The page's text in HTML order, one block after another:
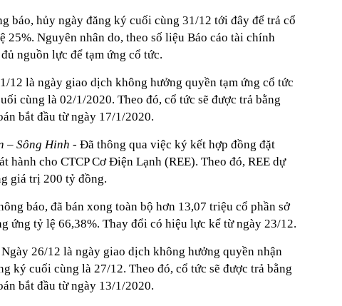
báo, hủy ngày đăng ký cuối cùng 31/12 tới đây để trả cổ
25%. Nguyên nhân do, theo số liệu Báo cáo tài chính
nguồn lực để tạm ứng cổ tức.
12 là ngày giao dịch không hưởng quyền tạm ứng cổ tức
cùng là 02/1/2020. Theo đó, cổ tức sẽ được trả bằng
bắt đầu từ ngày 17/1/2020.
– Sông Hinh - Đã thông qua việc ký kết hợp đồng đặt
hành cho CTCP Cơ Điện Lạnh (REE). Theo đó, REE dự
giá trị 200 tỷ đồng.
báo, đã bán xong toàn bộ hơn 13,07 triệu cổ phần sở
ứng tỷ lệ 66,38%. Thay đổi có hiệu lực kể từ ngày 23/12.
26/12 là ngày giao dịch không hưởng quyền nhận
ký cuối cùng là 27/12. Theo đó, cổ tức sẽ được trả bằng
bắt đầu từ ngày 13/1/2020.